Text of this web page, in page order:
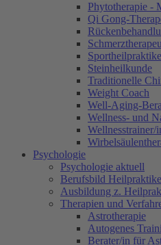
Phytotherapie -
Qi Gong-
Steinheilkunde
Traditionelle
Weight Coach
Well-Aging-
Wellness- und
Wellnesstrainer/
Psychologie
Psychologie aktuell
Berufsbild
Ausbildung z.
Therapien und
Astrotherapie
Autogenes
Berater/in für